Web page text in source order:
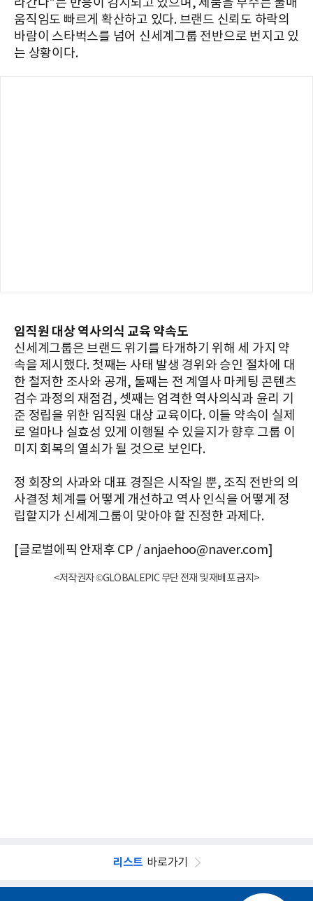
움직임도 빠르게 확산하고 있다. 브랜드 신뢰도 하락의
바람이 스타벅스를 넘어 신세계그룹 전반으로 번지고 있
는 상황이다.
임직원 대상 역사의식 교육 약속도
신세계그룹은 브랜드 위기를 타개하기 위해 세 가지 약
속을 제시했다. 첫째는 사태 발생 경위와 승인 절차에 대
한 철저한 조사와 공개, 둘째는 전 계열사 마케팅 콘텐츠
검수 과정의 재점검, 셋째는 엄격한 역사의식과 윤리 기
준 정립을 위한 임직원 대상 교육이다. 이들 약속이 실제
로 얼마나 실효성 있게 이행될 수 있을지가 향후 그룹 이
미지 회복의 열쇠가 될 것으로 보인다.
정 회장의 사과와 대표 경질은 시작일 뿐, 조직 전반의 의
사결정 체계를 어떻게 개선하고 역사 인식을 어떻게 정
립할지가 신세계그룹이 맞아야 할 진정한 과제다.
[글로벌에픽 안재후 CP / anjaehoo@naver.com]
<저작권자 ©GLOBALEPIC 무단 전재 및 재배포 금지>
리스트 바로가기